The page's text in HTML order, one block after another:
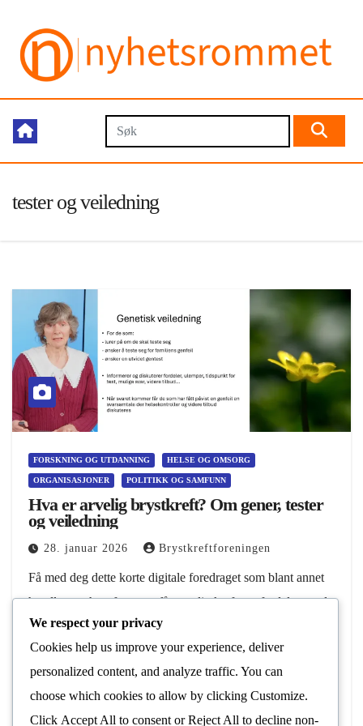
tester og veiledning
FORSKNING OG UTDANNING HELSE OG OMSORG
ORGANISASJONER POLITIKK OG SAMFUNN
Hva er arvelig brystkreft? Om gener, tester
og veiledning
28. januar 2026 Brystkreftforeningen
Få med deg dette korte digitale foredraget som blant annet
handler om hvorfor noen får arvelig kreft, og fordelen med
genetisk veiledning. Det er genetisk veileder Kjersti
Jørgensen og overlege Tone Vamre…
Les Mer
We respect your privacy
Cookies help us improve your experience, deliver
personalized content, and analyze traffic. You can
choose which cookies to allow by clicking Customize.
Click Accept All to consent orReject All to decline non-